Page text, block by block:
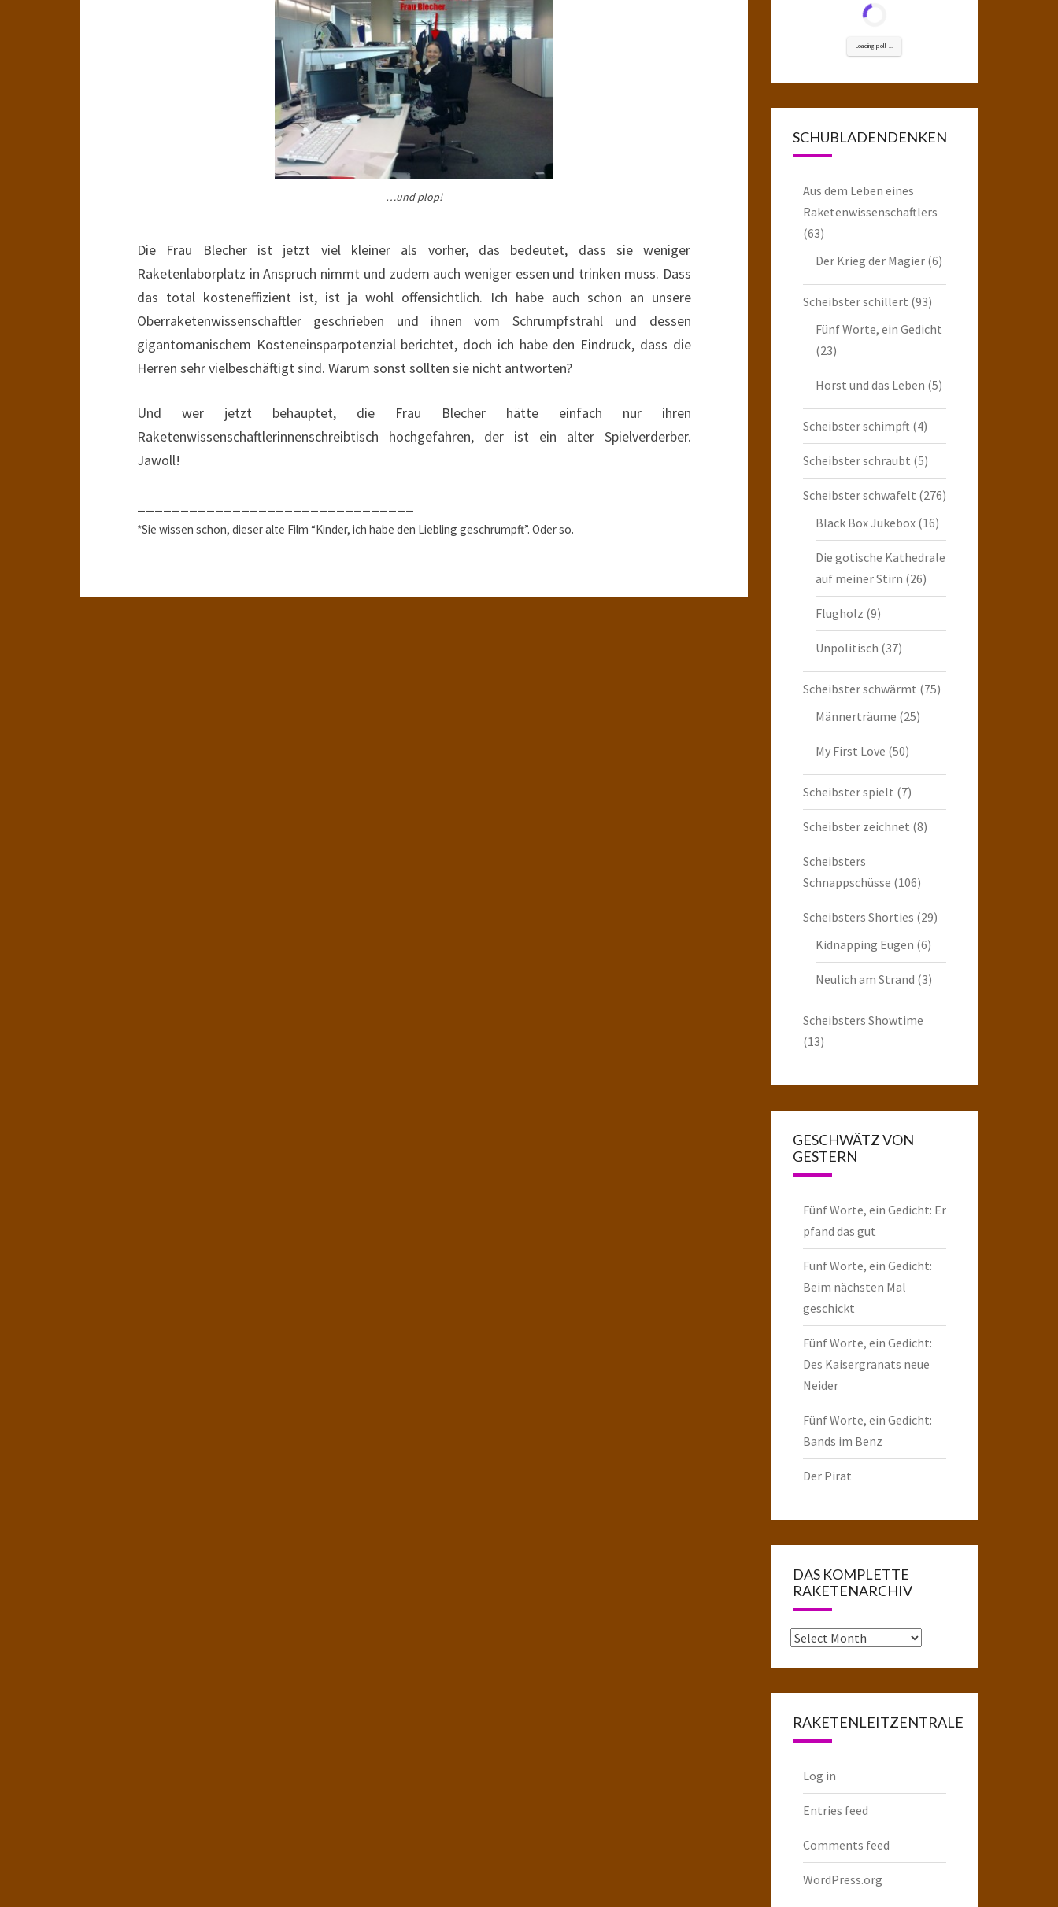
…und plop!
Die Frau Blecher ist jetzt viel kleiner als vorher, das bedeutet, dass sie weniger
Raketenlaborplatz in Anspruch nimmt und zudem auch weniger essen und trinken muss. Dass
das total kosteneffizient ist, ist ja wohl offensichtlich. Ich habe auch schon an unsere
Oberraketenwissenschaftler geschrieben und ihnen vom Schrumpfstrahl und dessen
gigantomanischem Kosteneinsparpotenzial berichtet, doch ich habe den Eindruck, dass die
Herren sehr vielbeschäftigt sind. Warum sonst sollten sie nicht antworten?
Und wer jetzt behauptet, die Frau Blecher hätte einfach nur ihren
Raketenwissenschaftlerinnenschreibtisch hochgefahren, der ist ein alter Spielverderber.
Jawoll!
*Sie wissen schon, dieser alte Film “Kinder, ich habe den Liebling geschrumpft”. Oder so.
Loading poll ...
SCHUBLADENDENKEN
Aus dem Leben eines
Raketenwissenschaftlers
(63)
Der Krieg der Magier(6)
Scheibster schillert (93)
Fünf Worte, ein Gedicht
(23)
Horst und das Leben (5)
Scheibster schimpft (4)
Scheibster schraubt (5)
Scheibster schwafelt (276)
Black Box Jukebox(16)
Die gotische Kathedrale
auf meiner Stirn (26)
Flugholz (9)
Unpolitisch (37)
Scheibster schwärmt (75)
Männerträume (25)
My First Love (50)
Scheibster spielt (7)
Scheibster zeichnet (8)
Scheibsters
Schnappschüsse (106)
Scheibsters Shorties (29)
Kidnapping Eugen (6)
Neulich am Strand (3)
Scheibsters Showtime
(13)
GESCHWÄTZ VON
GESTERN
Fünf Worte, ein Gedicht: Er
pfand das gut
Fünf Worte, ein Gedicht:
Beim nächsten Mal
geschickt
Fünf Worte, ein Gedicht:
Des Kaisergranats neue
Neider
Fünf Worte, ein Gedicht:
Bands im Benz
Der Pirat
DAS KOMPLETTE
RAKETENARCHIV
Das
RAKETENLEITZENTRALE
Log in
Entries feed
Comments feed
WordPress.org